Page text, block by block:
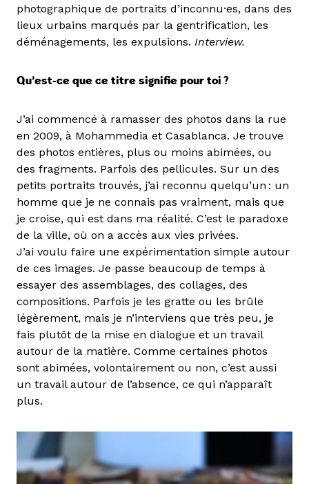
photographique de portraits d’inconnu·es, dans des
lieux urbains marqués par la gentrification, les
déménagements, les expulsions. Interview.
Qu’est-ce que ce titre signifie pour toi ?
J’ai commencé à ramasser des photos dans la rue
en 2009, à Mohammedia et Casablanca. Je trouve
des photos entières, plus ou moins abimées, ou
des fragments. Parfois des pellicules. Sur un des
petits portraits trouvés, j’ai reconnu quelqu’un : un
homme que je ne connais pas vraiment, mais que
je croise, qui est dans ma réalité. C’est le paradoxe
de la ville, où on a accès aux vies privées.
J’ai voulu faire une expérimentation simple autour
de ces images. Je passe beaucoup de temps à
essayer des assemblages, des collages, des
compositions. Parfois je les gratte ou les brûle
légèrement, mais je n’interviens que très peu, je
fais plutôt de la mise en dialogue et un travail
autour de la matière. Comme certaines photos
sont abimées, volontairement ou non, c’est aussi
un travail autour de l’absence, ce qui n’apparaît
plus.